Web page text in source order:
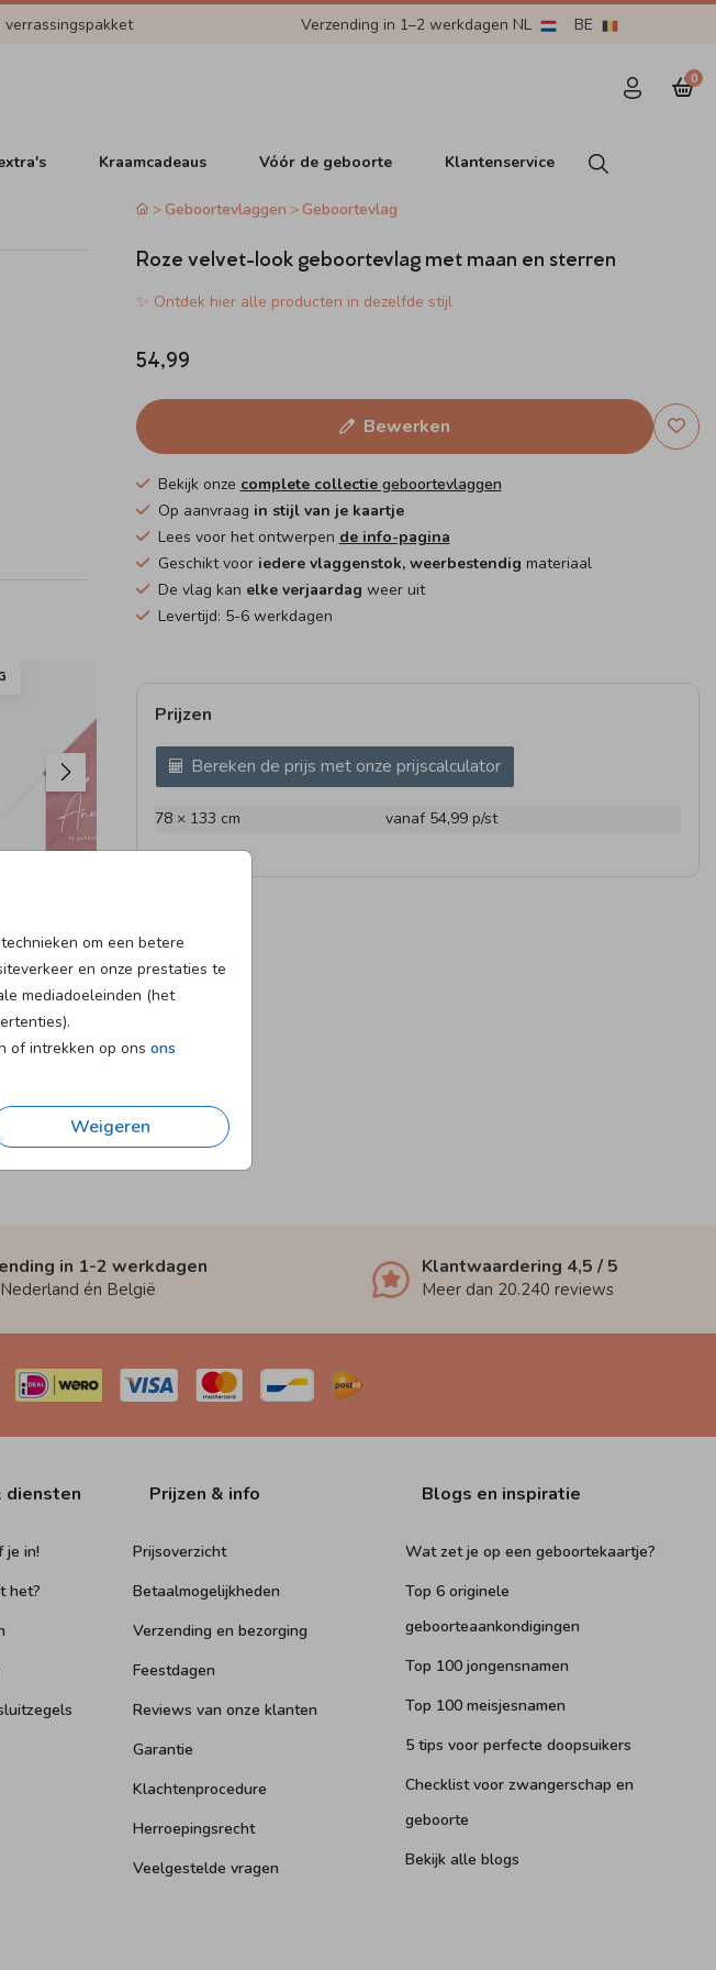
Verzending in 1–2 werkdagen NL BE
0
Kraamcadeaus Vóór de geboorte Klantenservice
om een betere
en onze prestaties te
mediadoeleinden (het
of intrekken op ons ons
Weigeren
Geboortevlaggen Geboortevlag
Roze velvet-look geboortevlag met maan en sterren
✨ Ontdek hier alle producten in dezelfde stijl
54,99
Bewerken
Bekijk onze complete collectiegeboortevlaggen
Op aanvraag in stijl van je kaartje
Lees voor het ontwerpen de info-pagina
Geschikt voor iedere vlaggenstok, weerbestendig materiaal
De vlag kan elke verjaardag weer uit
Levertijd: 5-6 werkdagen
Prijzen
Bereken de prijs met onze prijscalculator
78 × 133 cm vanaf 54,99 p/st
in 1-2 werkdagen
én België
Klantwaardering 4,5 / 5
Meer dan 20.240 reviews
diensten
je in!
het?
Prijzen & info
Prijsoverzicht
Betaalmogelijkheden
Verzending en bezorging
Feestdagen
Reviews van onze klanten
Garantie
Klachtenprocedure
Herroepingsrecht
Veelgestelde vragen
Blogs en inspiratie
Wat zet je op een geboortekaartje?
Top 6 originele
geboorteaankondigingen
Top 100 jongensnamen
Top 100 meisjesnamen
5 tips voor perfecte doopsuikers
Checklist voor zwangerschap en
geboorte
Bekijk alle blogs